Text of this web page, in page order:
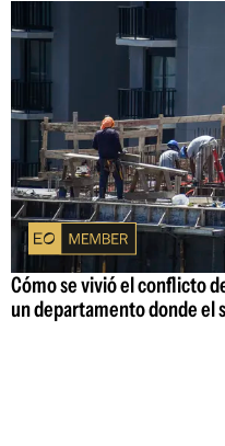
Cómo se vivió el conflicto
un departamento donde el